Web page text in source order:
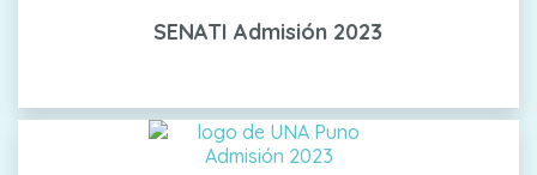
SENATI Admisión 2023